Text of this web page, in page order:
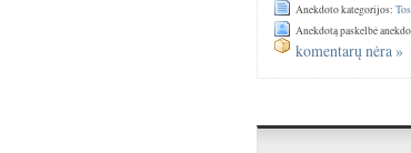
Anekdoto kategorijos:
Anekdotą paskelbė
komentarų nėra »